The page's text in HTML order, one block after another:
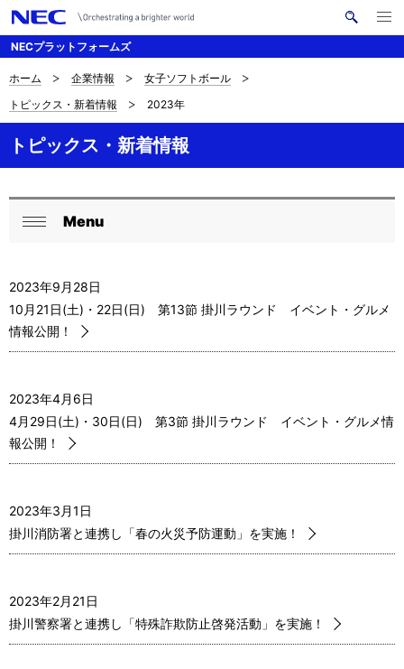
NECプラットフォームズ
メ
ニ
ナ
ビ
ゲ
ー
シ
サ
イ
ト
の
在
位
置
ホーム 企業情報
女子ソフトボール
トピックス・新着情報
2023年
トピックス・新着情報
ロ
カ
ル
ビ
ゲ
ー
ョ
る
Menu
2023年9月28日
10月21日(土)・22日(日) 第13節 掛川ラウンド イベント・グルメ
情報公開！
2023年4月6日
4月29日(土)・30日(日) 第3節 掛川ラウンド イベント・グルメ情
報公開！
2023年3月1日
掛川消防署と連携し「春の火災予防運動」を実施！
2023年2月21日
掛川警察署と連携し「特殊詐欺防止啓発活動」を実施！